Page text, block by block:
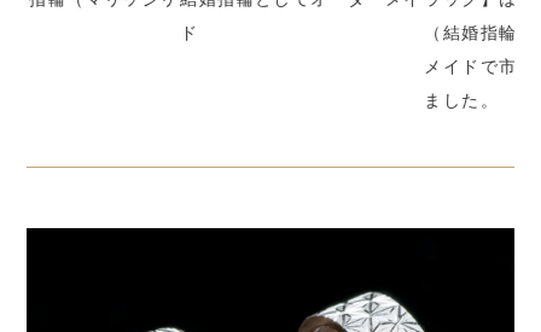
（結婚指輪）としてオーダー
メイドで市松模様でお作りし